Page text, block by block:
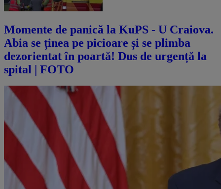
Momente de panică la KuPS - U Craiova.
Abia se ținea pe picioare și se plimba
dezorientat în poartă! Dus de urgență la
spital | FOTO